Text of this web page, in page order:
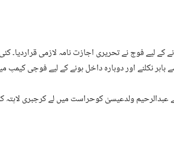
کے لیے فوج نے تحریری اجازت نامہ لازمی
نکلنے اور دوبارہ داخل ہونے کے لیے فوجی کیمپ
ولدعیسیٰ کوحراست میں لے کرجبری لاپتہ